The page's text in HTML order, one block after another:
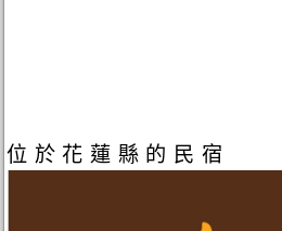
位於花蓮縣的民宿